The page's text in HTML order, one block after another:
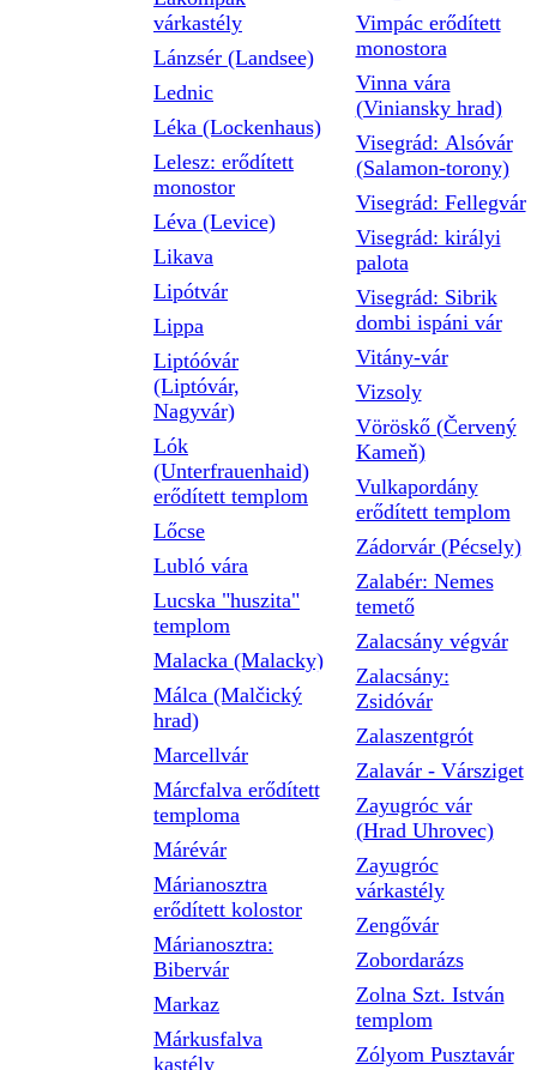
várkastély
Lánzsér (Landsee)
Lednic
Léka (Lockenhaus)
Lelesz: erődített
monostor
Léva (Levice)
Likava
Lipótvár
Lippa
Liptóóvár
(Liptóvár,
Nagyvár)
Lók
(Unterfrauenhaid)
erődített templom
Lőcse
Lubló vára
Lucska "huszita"
templom
Malacka (Malacky)
Málca (Malčický
hrad)
Marcellvár
Márcfalva erődített
temploma
Márévár
Márianosztra
erődített kolostor
Márianosztra:
Bibervár
Markaz
Márkusfalva
kastély
Vimpác erődített
monostora
Vinna vára
(Viniansky hrad)
Visegrád: Alsóvár
(Salamon-torony)
Visegrád: Fellegvár
Visegrád: királyi
palota
Visegrád: Sibrik
dombi ispáni vár
Vitány-vár
Vizsoly
Vöröskő (Červený
Kameň)
Vulkapordány
erődített templom
Zádorvár (Pécsely)
Zalabér: Nemes
temető
Zalacsány végvár
Zalacsány:
Zsidóvár
Zalaszentgrót
Zalavár - Vársziget
Zayugróc vár
(Hrad Uhrovec)
Zayugróc
várkastély
Zengővár
Zobordarázs
Zolna Szt. István
templom
Zólyom Pusztavár